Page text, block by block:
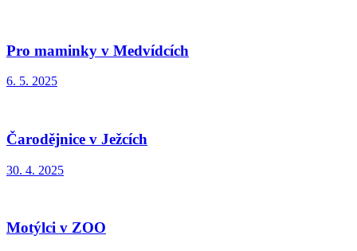
Pro maminky v Medvídcích
6. 5. 2025
Čarodějnice v Ježcích
30. 4. 2025
Motýlci v ZOO